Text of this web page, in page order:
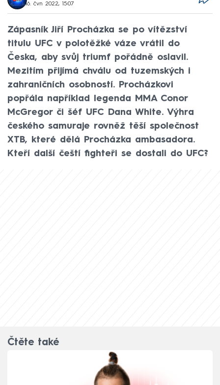
16. čvn 2022, 15:07
Zápasník Jiří Procházka se po vítězství
titulu UFC v polotěžké váze vrátil do
Česka, aby svůj triumf pořádně oslavil.
Mezitím přijímá chválu od tuzemských i
zahraničních osobností. Procházkovi
popřála například legenda MMA Conor
McGregor či šéf UFC Dana White. Výhra
českého samuraje rovněž těší společnost
XTB, které dělá Procházka ambasadora.
Kteří další čeští fighteři se dostali do UFC?
Čtěte také